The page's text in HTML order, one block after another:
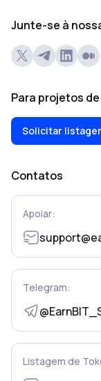
Junte-se à
Para projetos
Solicitar
Contatos
Apoiar:
Telegram:
Listagem de